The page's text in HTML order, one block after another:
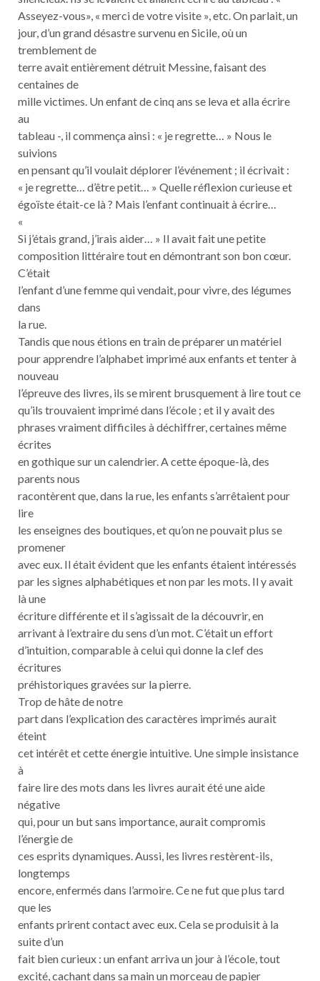
Asseyez-vous», « merci de votre visite », etc. On parlait, un
jour, d’un grand désastre survenu en Sicile, où un
tremblement de
terre avait entièrement détruit Messine, faisant des
centaines de
mille victimes. Un enfant de cinq ans se leva et alla écrire
au
tableau -, il commença ainsi : « je regrette… » Nous le
suivions
en pensant qu’il voulait déplorer l’événement ; il écrivait :
« je regrette… d’être petit… » Quelle réflexion curieuse et
égoïste était-ce là ? Mais l’enfant continuait à écrire…
«
Si j’étais grand, j’irais aider… » Il avait fait une petite
composition littéraire tout en démontrant son bon cœur.
C’était
l’enfant d’une femme qui vendait, pour vivre, des légumes
dans
la rue.
Tandis que nous étions en train de préparer un matériel
pour apprendre l’alphabet imprimé aux enfants et tenter à
nouveau
l’épreuve des livres, ils se mirent brusquement à lire tout ce
qu’ils trouvaient imprimé dans l’école ; et il y avait des
phrases vraiment difficiles à déchiffrer, certaines même
écrites
en gothique sur un calendrier. A cette époque-là, des
parents nous
racontèrent que, dans la rue, les enfants s’arrêtaient pour
lire
les enseignes des boutiques, et qu’on ne pouvait plus se
promener
avec eux. Il était évident que les enfants étaient intéressés
par les signes alphabétiques et non par les mots. Il y avait
là une
écriture différente et il s’agissait de la découvrir, en
arrivant à l’extraire du sens d’un mot. C’était un effort
d’intuition, comparable à celui qui donne la clef des
écritures
préhistoriques gravées sur la pierre.
Trop de hâte de notre
part dans l’explication des caractères imprimés aurait
éteint
cet intérêt et cette énergie intuitive. Une simple insistance
à
faire lire des mots dans les livres aurait été une aide
négative
qui, pour un but sans importance, aurait compromis
l’énergie de
ces esprits dynamiques. Aussi, les livres restèrent-ils,
longtemps
encore, enfermés dans l’armoire. Ce ne fut que plus tard
que les
enfants prirent contact avec eux. Cela se produisit à la
suite d’un
fait bien curieux : un enfant arriva un jour à l’école, tout
excité, cachant dans sa main un morceau de papier